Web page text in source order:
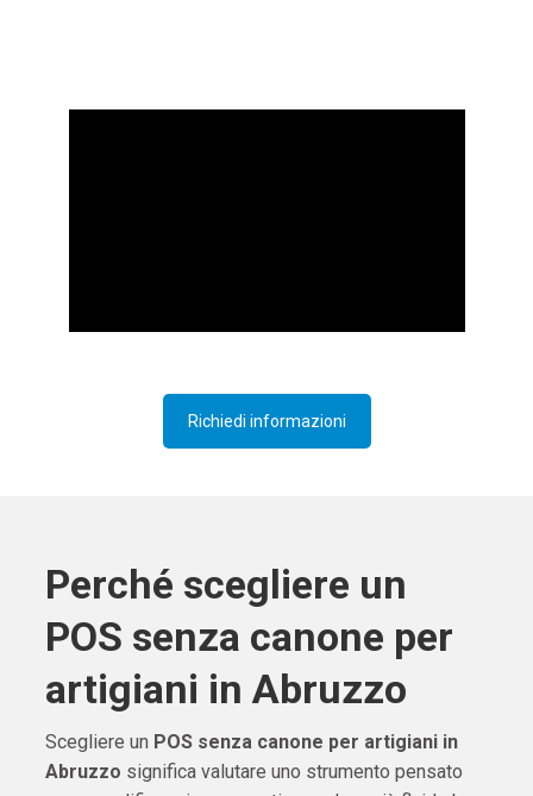
Richiedi informazioni
Perché scegliere un
POS senza canone per
artigiani in Abruzzo
Scegliere un POS senza canone per artigiani in
Abruzzo significa valutare uno strumento pensato